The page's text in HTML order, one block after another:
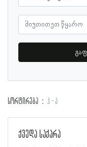
სორტირება ჰ - ა
ქვედა საქარა